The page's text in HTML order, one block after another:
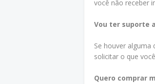
você não receber
Vou ter suporte
Se houver alguma
solicitar o que
Quero comprar